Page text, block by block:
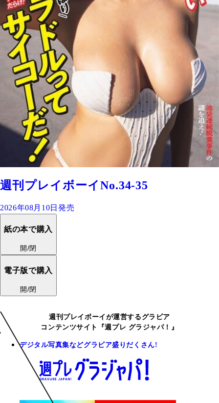
週刊プレイボーイNo.34-35
2026年08月10日発売
紙の本で購入
開/閉
電子版で購入
開/閉
週刊プレイボーイが運営するグラビア
コンテンツサイト『週プレ グラジャパ！』
デジタル写真集などグラビア盛りだくさん!